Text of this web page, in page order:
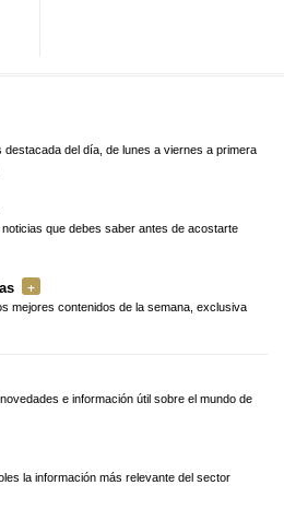
destacada del día, de lunes a viernes a primera
que debes saber antes de acostarte
mejores contenidos de la semana, exclusiva
e información útil sobre el mundo de
la información más relevante del sector